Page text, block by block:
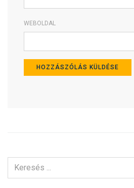
WEBOLDAL
ERRE: